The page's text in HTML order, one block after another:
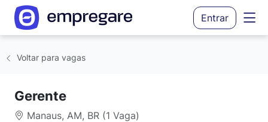
Entrar
Voltar para vagas
Gerente
Manaus, AM, BR (1 Vaga)